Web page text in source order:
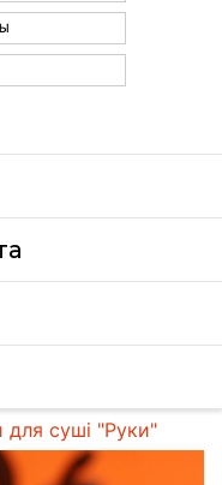
для суші "Руки"